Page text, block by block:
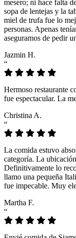
mesero; ni hace falta
sopa de lentejas y la
miel de trufa fue lo
personas. Apenas
aseguramos de pedir
Jazmin H.
“
Hermoso restaurante
fue espectacular. La
Christina A.
“
La comida estuvo
categoría. La
Definitivamente lo
llamo una pequeña
fue impecable. Muy
Martha F.
“